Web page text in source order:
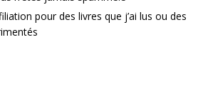
pour des livres que j’ai lus ou des